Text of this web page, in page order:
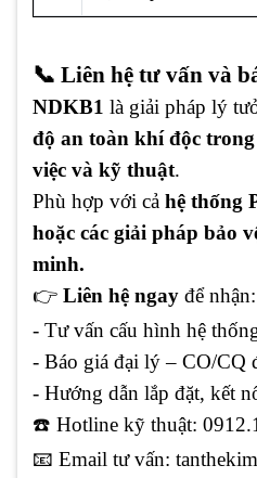
📞 Liên hệ tư vấn và
NDKB1 là giải pháp lý
độ an toàn khí độc
việc và kỹ thuật.
Phù hợp với cả hệ thống
hoặc các giải pháp bảo
minh.
👉 Liên hệ ngay để nhận:
- Tư vấn cấu hình hệ
- Báo giá đại lý – CO/CQ
- Hướng dẫn lắp đặt, kết
☎️ Hotline kỹ thuật:
📧 Email tư vấn: